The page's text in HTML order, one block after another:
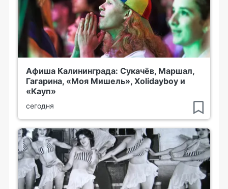
Афиша Калининграда: Сукачёв, Маршал,
Гагарина, «Моя Мишель», Xolidayboy и
«Кауп»
сегодня